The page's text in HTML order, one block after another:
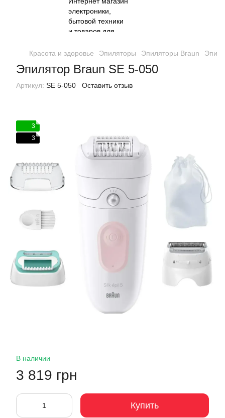
Красота и здоровье Эпиляторы Эпиляторы Braun
Эпилятор Braun SE 5-050
Артикул: SE 5-050 Оставить отзыв
3
3
В наличии
3 819 грн
Купить